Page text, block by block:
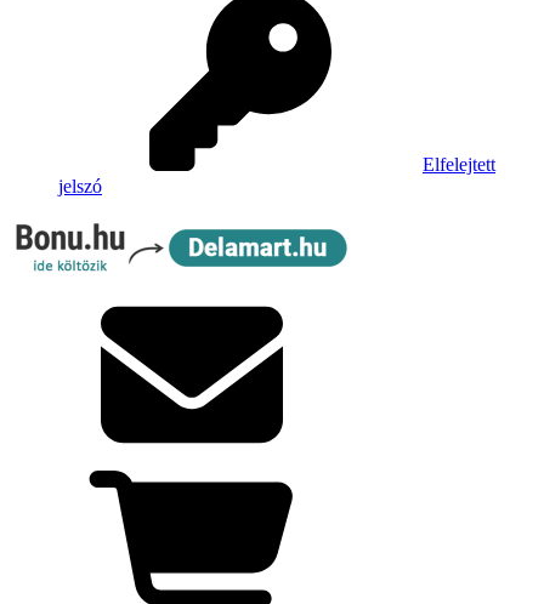
Elfelejtett
jelszó